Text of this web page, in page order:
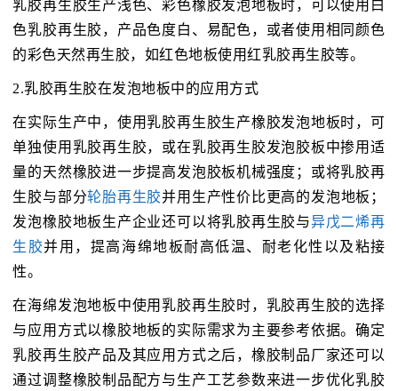
乳胶再生胶生产浅色、彩色橡胶发泡地板时，可以使用白
色乳胶再生胶，产品色度白、易配色，或者使用相同颜色
的彩色天然再生胶，如红色地板使用红乳胶再生胶等。
2.乳胶再生胶在发泡地板中的应用方式
在实际生产中，使用乳胶再生胶生产橡胶发泡地板时，可
单独使用乳胶再生胶，或在乳胶再生胶发泡胶板中掺用适
量的天然橡胶进一步提高发泡胶板机械强度；或将乳胶再
生胶与部分轮胎再生胶并用生产性价比更高的发泡地板；
发泡橡胶地板生产企业还可以将乳胶再生胶与异戊二烯再
生胶并用，提高海绵地板耐高低温、耐老化性以及粘接
性。
在海绵发泡地板中使用乳胶再生胶时，乳胶再生胶的选择
与应用方式以橡胶地板的实际需求为主要参考依据。确定
乳胶再生胶产品及其应用方式之后，橡胶制品厂家还可以
通过调整橡胶制品配方与生产工艺参数来进一步优化乳胶